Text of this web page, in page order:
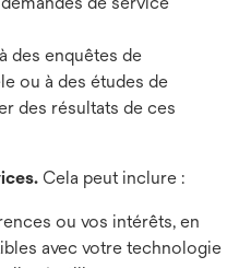
des enquêtes de
ou à des études de
des résultats de ces
Cela peut inclure :
ou vos intérêts, en
avec votre technologie